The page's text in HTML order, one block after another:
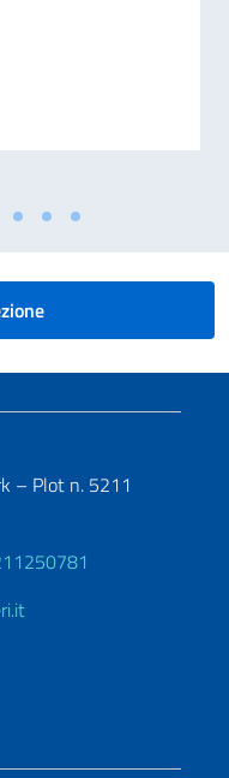
del Lavoro Italiano nel
– Plot n. 5211